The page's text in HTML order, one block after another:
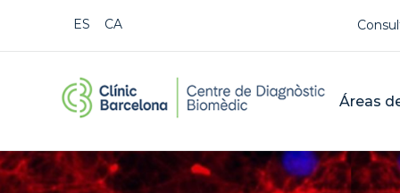
ESPAÑOL
CATALÀ
Áreas